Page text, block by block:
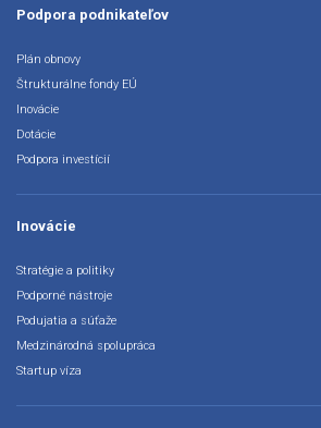
Podpora podnikateľov
Plán obnovy
Štrukturálne fondy EÚ
Inovácie
Dotácie
Podpora investícií
Inovácie
Stratégie a politiky
Podporné nástroje
Podujatia a súťaže
Medzinárodná spolupráca
Startup víza